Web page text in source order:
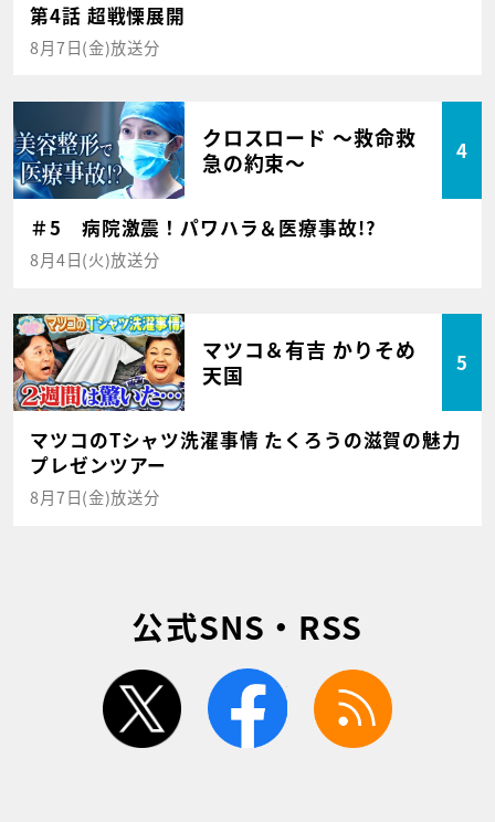
第4話 超戦慄展開
8月7日(金)放送分
クロスロード ～救命救
急の約束～
4
＃5 病院激震！パワハラ＆医療事故!?
8月4日(火)放送分
マツコ＆有吉 かりそめ
天国
5
マツコのTシャツ洗濯事情 たくろうの滋賀の魅力
プレゼンツアー
8月7日(金)放送分
公式SNS・RSS
twitter facebook